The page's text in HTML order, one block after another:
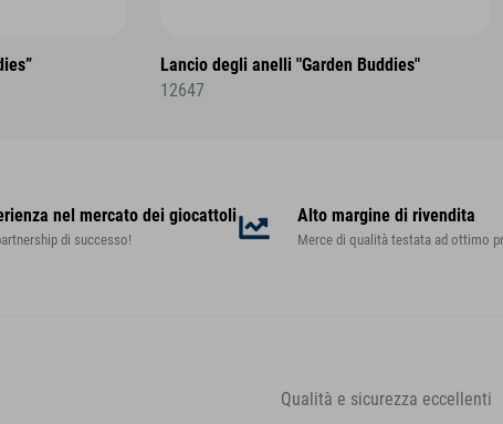
Lancio degli anelli "Garden Buddies"
12647
nel mercato dei giocattoli
di successo!
Alto margine di rivendita
Merce di qualità testata ad ottimo
Qualità e sicurezza eccellenti